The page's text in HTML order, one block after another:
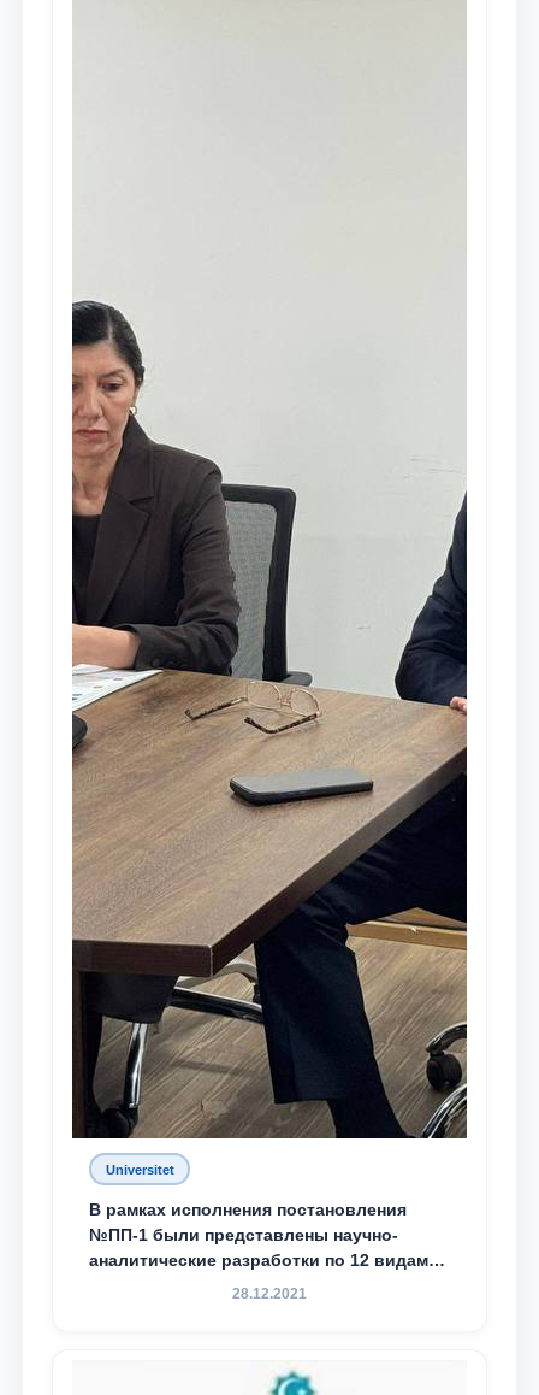
Universitet
В рамках исполнения постановления
№ПП-1 были представлены научно-
аналитические разработки по 12 видам
28.12.2021